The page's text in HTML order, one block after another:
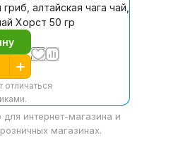
алтайская чага чай,
Хорст 50 гр
для интернет-магазина и
магазинах.